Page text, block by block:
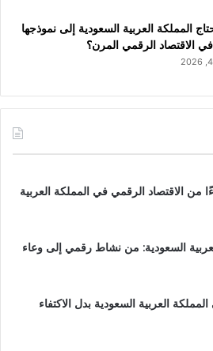
المملكة العربية السعودية إلى نموذجها
في الاقتصاد الرقمي المرن؟
الاقتصاد الرقمي في المملكة العربية
السعودية: من نشاط رقمي إلى وعاء
العربية السعودية بدل الاكتفاء